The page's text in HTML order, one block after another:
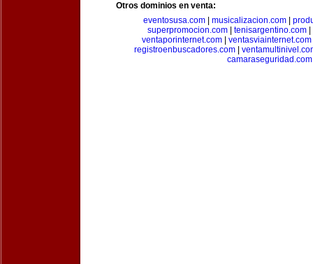
Otros dominios en venta:
eventosusa.com| musicalizacion.com|
superpromocion.com
tenisargentino.com
ventaporinternet.com
ventasviainternet.com
registroenbuscadores.com
camaraseguridad.com